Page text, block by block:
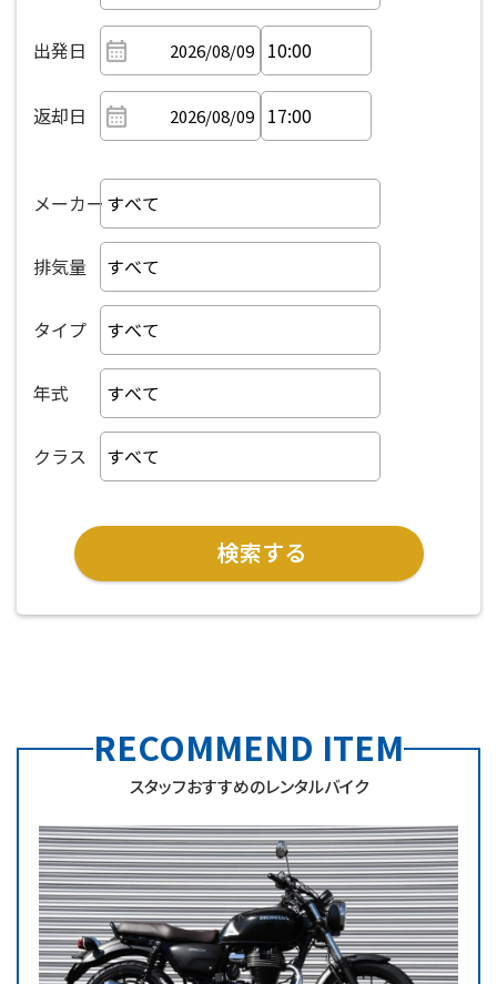
出発日
返却日
メーカー
排気量
タイプ
年式
クラス
RECOMMEND ITEM
スタッフおすすめのレンタルバイク